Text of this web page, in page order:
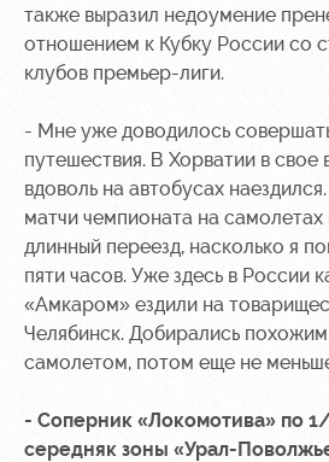
мероприятий
полей
Аренда
площадей
Ледовый
дворец
Занятия
спортом
Академия
Как
Руководство
Контакты
Банковская
карта
Программа
лояльности
Карта
болельщика
Парковка
МГН
также выразил недоумение
отношением к Кубку России со
клубов премьер-лиги.
- Мне уже доводилось
путешествия. В Хорватии в
вдоволь на автобусах
матчи чемпионата на
длинный переезд, насколько я
пяти часов. Уже здесь в России
«Амкаром» ездили на
Челябинск. Добирались
самолетом, потом еще не
- Соперник «Локомотива» по
середняк зоны «Урал-